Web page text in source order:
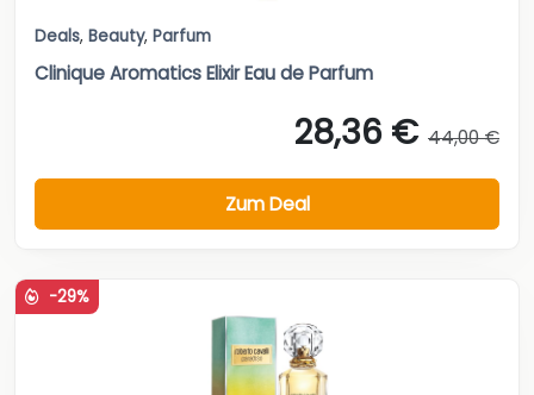
Deals, Beauty, Parfum
Clinique Aromatics Elixir Eau de Parfum
28,36 € 44,00 €
Zum Deal
-29%